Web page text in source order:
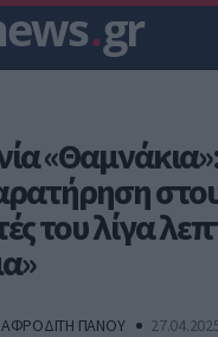
.gr
του λίγα
ΑΦΡΟΔΙΤΗ ΠΑΝΟΥ